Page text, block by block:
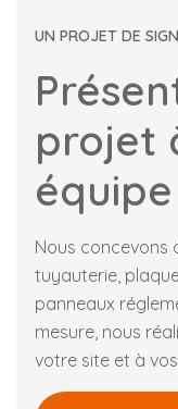
UN PROJET DE
projet
équipe
Nous concevons
tuyauterie,
panneaux
mesure, nous
votre site et à